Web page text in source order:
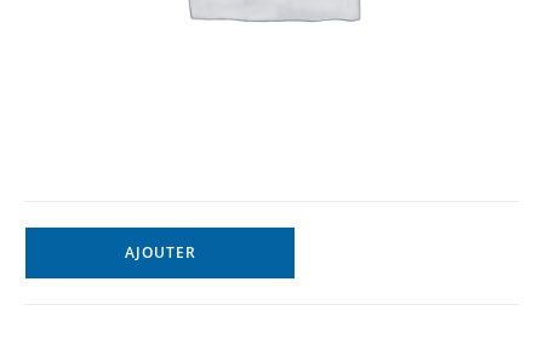
AJOUTER